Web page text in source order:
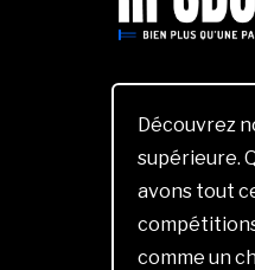
Découvrez
supérieure.
avons tout
comme un